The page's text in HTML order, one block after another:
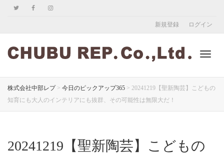
新規登録 ログイン
株式会社中部レプ> 今日のピックアップ365 > 20241219【聖新陶芸】こどもの
知育にも大人のインテリアにも抜群、その可能性は無限大だ！
20241219【聖新陶芸】こどもの